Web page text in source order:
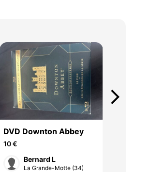
DVD Downton Abbey
10 €
Bernard L
La Grande-Motte (34)
arrow_forward_ios